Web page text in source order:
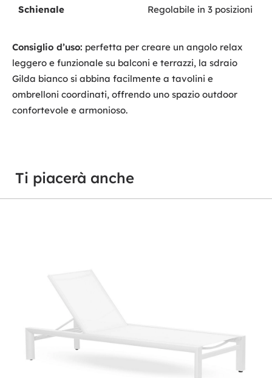
Schienale Regolabile in 3 posizioni
Consiglio d’uso: perfetta per creare un angolo relax
leggero e funzionale su balconi e terrazzi, la sdraio
Gilda bianco si abbina facilmente a tavolini e
ombrelloni coordinati, offrendo uno spazio outdoor
confortevole e armonioso.
Ti piacerà anche